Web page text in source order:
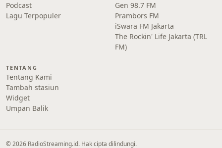
Podcast
Lagu Terpopuler
Gen 98.7 FM
Prambors FM
iSwara FM Jakarta
The Rockin' Life Jakarta (TRL
FM)
TENTANG
Tentang Kami
Tambah stasiun
Widget
Umpan Balik
© 2026 RadioStreaming.id. Hak cipta dilindungi.